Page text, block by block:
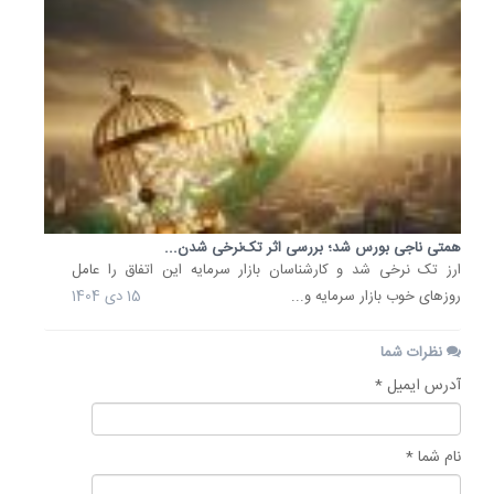
همتی ناجی بورس شد؛ بررسی اثر تک‌نرخی شدن...
ارز تک نرخی شد و کارشناسان بازار سرمایه این اتفاق را عامل
روز‌های خوب بازار سرمایه و...
15 دی 1404
نظرات شما
آدرس ایمیل *
نام شما *